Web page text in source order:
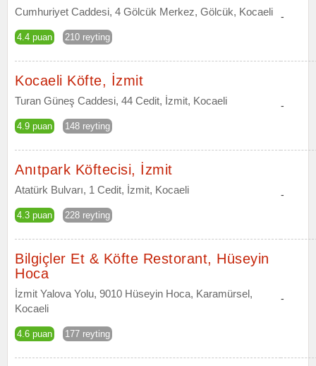
Cumhuriyet Caddesi, 4 Gölcük Merkez, Gölcük, Kocaeli
4.4 puan 210 reyting
-
Kocaeli Köfte, İzmit
Turan Güneş Caddesi, 44 Cedit, İzmit, Kocaeli
4.9 puan 148 reyting
-
Anıtpark Köftecisi, İzmit
Atatürk Bulvarı, 1 Cedit, İzmit, Kocaeli
4.3 puan 228 reyting
-
Bilgiçler Et & Köfte Restorant, Hüseyin
Hoca
İzmit Yalova Yolu, 9010 Hüseyin Hoca, Karamürsel,
Kocaeli
4.6 puan 177 reyting
-